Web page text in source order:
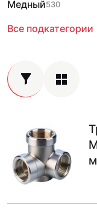
Медный530
Все подкатегории